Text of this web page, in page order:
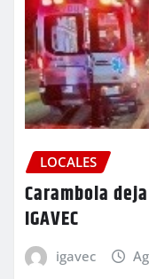
LOCALES
Carambola
IGAVEC
igavec